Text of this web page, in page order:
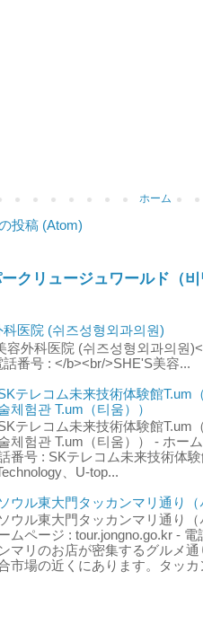
ホーム
投稿 (Atom)
クリュージュワールド（
医院 (쉬즈성형외과의원)
容外科医院 (쉬즈성형외과의원
番号 : </b><br/>SHE'S美容...
テレコム未来技術体験館T.um
체험관 T.um（티움））
テレコム未来技術体験館T.um
체험관 T.um（티움）） - ホー
番号 : SKテレコム未来技術体
、U-top...
ソウル東大門タッカンマリ通り
ソウル東大門タッカンマリ通り
ムページ : tour.jongno.go.kr -
ンマリのお店が密集するグルメ
市場の近くにあります。タッ